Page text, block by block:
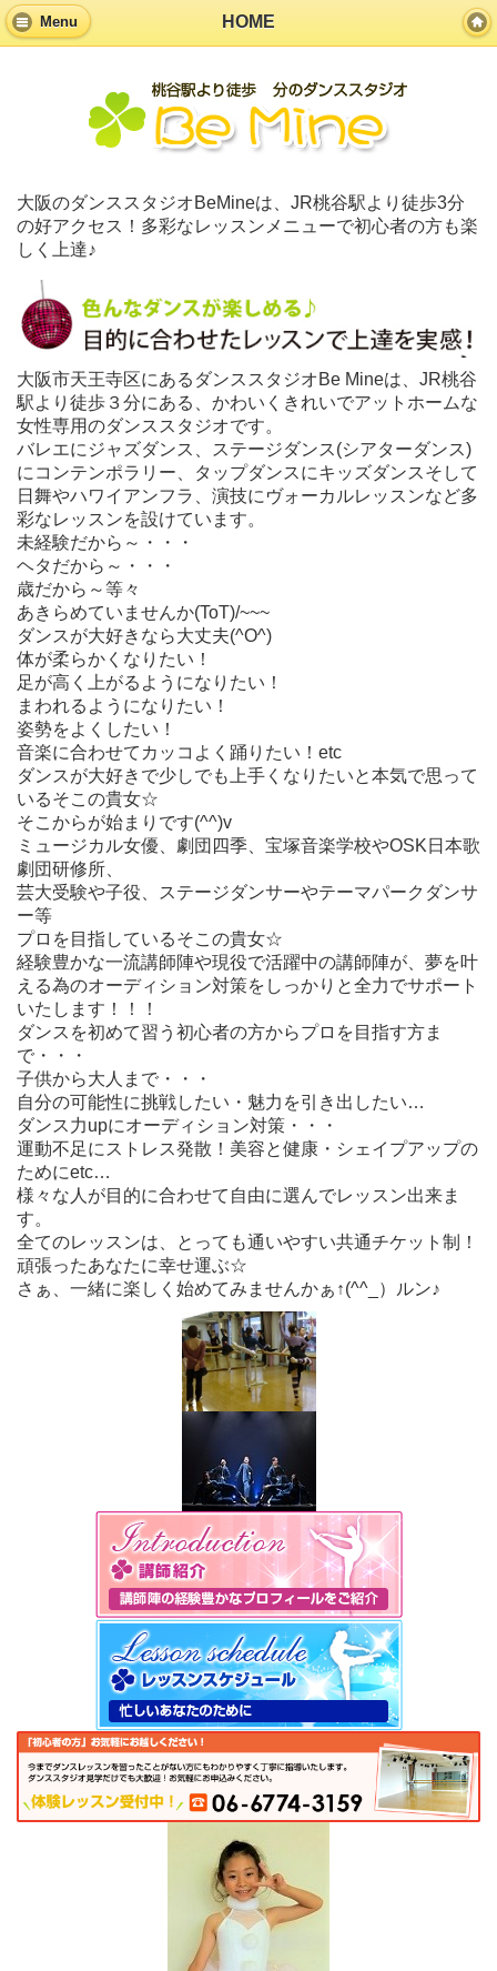
Menu HOME
大阪のダンススタジオBeMineは、JR桃谷駅より徒歩3分
の好アクセス！多彩なレッスンメニューで初心者の方も楽
しく上達♪
大阪市天王寺区にあるダンススタジオBe Mineは、JR桃谷
駅より徒歩３分にある、かわいくきれいでアットホームな
女性専用のダンススタジオです。
バレエにジャズダンス、ステージダンス(シアターダンス)
にコンテンポラリー、タップダンスにキッズダンスそして
日舞やハワイアンフラ、演技にヴォーカルレッスンなど多
彩なレッスンを設けています。
未経験だから～・・・
ヘタだから～・・・
歳だから～等々
あきらめていませんか(ToT)/~~~
ダンスが大好きなら大丈夫(^O^)
体が柔らかくなりたい！
足が高く上がるようになりたい！
まわれるようになりたい！
姿勢をよくしたい！
音楽に合わせてカッコよく踊りたい！etc
ダンスが大好きで少しでも上手くなりたいと本気で思って
いるそこの貴女☆
そこからが始まりです(^^)v
ミュージカル女優、劇団四季、宝塚音楽学校やOSK日本歌
劇団研修所、
芸大受験や子役、ステージダンサーやテーマパークダンサ
ー等
プロを目指しているそこの貴女☆
経験豊かな一流講師陣や現役で活躍中の講師陣が、夢を叶
える為のオーディション対策をしっかりと全力でサポート
いたします！！！
ダンスを初めて習う初心者の方からプロを目指す方ま
で・・・
子供から大人まで・・・
自分の可能性に挑戦したい・魅力を引き出したい…
ダンス力upにオーディション対策・・・
運動不足にストレス発散！美容と健康・シェイプアップの
ためにetc…
様々な人が目的に合わせて自由に選んでレッスン出来ま
す。
全てのレッスンは、とっても通いやすい共通チケット制！
頑張ったあなたに幸せ運ぶ☆
さぁ、一緒に楽しく始めてみませんかぁ↑(^^_）ルン♪